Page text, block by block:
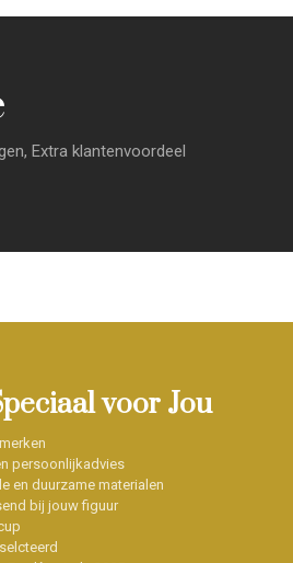
Extra klantenvoordeel
voor Jou
persoonlijkadvies
en duurzame materialen
bij jouw figuur